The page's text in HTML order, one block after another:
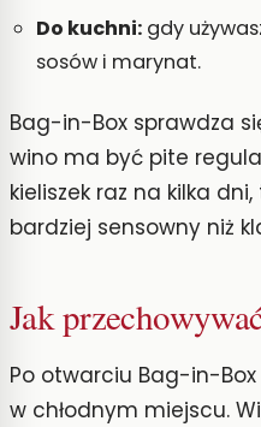
Do kuchni: gdy
sosów i marynat.
Bag-in-Box sprawdza
wino ma być pite
kieliszek raz na kilka
bardziej sensowny niż
Jak
Po otwarciu Bag-in-
w chłodnym miejscu.